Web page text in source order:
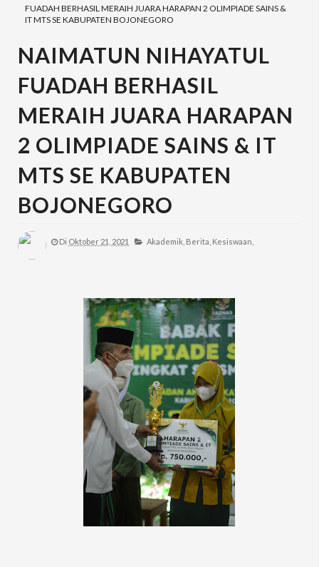
FUADAH BERHASIL MERAIH JUARA HARAPAN 2 OLIMPIADE SAINS &
IT MTS SE KABUPATEN BOJONEGORO
NAIMATUN NIHAYATUL
FUADAH BERHASIL
MERAIH JUARA HARAPAN
2 OLIMPIADE SAINS & IT
MTS SE KABUPATEN
BOJONEGORO
Di Oktober 21, 2021 Akademik, Berita, Kesiswaan,